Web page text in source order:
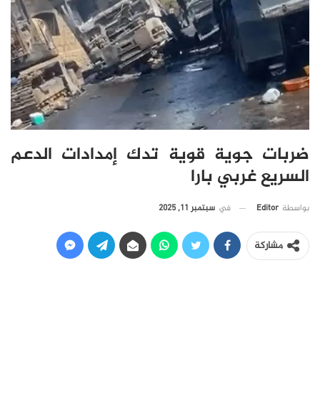
ضربات جوية قوية تدك إمدادات الدعم
السريع غربي بارا
بواسطة Editor في سبتمبر 11, 2025
مشاركة